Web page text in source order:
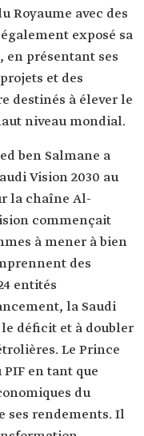
Royaume avec des
exposé sa
en présentant ses
et des
destinés à élever le
niveau mondial.
ben Salmane a
Vision 2030 au
la chaîne Al-
commençait
à mener à bien
des
entités
la Saudi
déficit et à doubler
Le Prince
en tant que
du
ses rendements. Il